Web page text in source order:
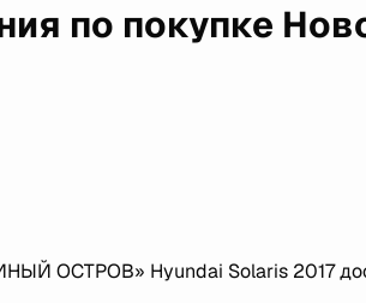
по покупке
ОСТРОВ» Hyundai Solaris 2017